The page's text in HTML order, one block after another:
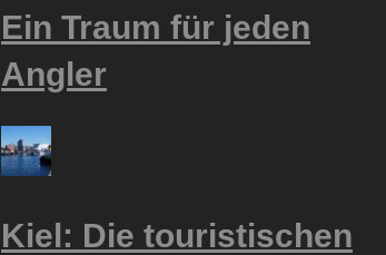
Ein Traum für jeden
Angler
Kiel: Die touristischen